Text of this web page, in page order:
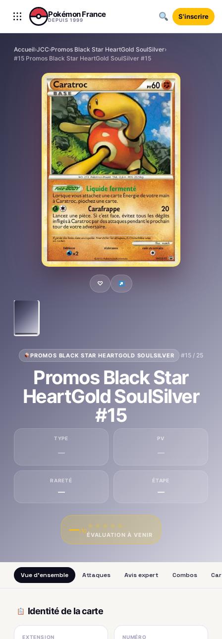
Aller au contenu
Pokémon France
DEPUIS 1999 S'inscrire
Accueil›JCC›Promos Black Star HeartGold SoulSilver›
#15 Promos Black Star HeartGold SoulSilver #15
♡
PROMOS BLACK STAR HEARTGOLD SOULSILVER ·#15 / 25
Promos Black Star
HeartGold SoulSilver
#15
TYPE
—
PV
—
RARETÉ
—
ÉTAPE
—
—/10
★ ★ ★ ★ ★
ÉVALUATION À VENIR
Vue d'ensemble Attaques Avis expert Combos
Identité de la carte
EXTENSION NUMÉRO